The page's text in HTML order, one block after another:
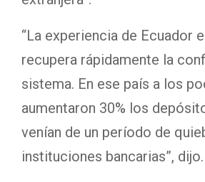
“La experiencia de Ecuador
recupera rápidamente la
sistema. En ese país a los
aumentaron 30% los
venían de un período de
instituciones bancarias”, dijo.